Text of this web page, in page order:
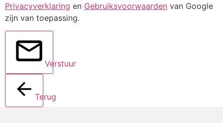
Privacyverklaring en Gebruiksvoorwaarden van Google
zijn van toepassing.
Verstuur
Terug